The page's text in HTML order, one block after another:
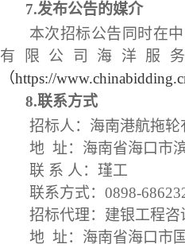
7.发布公告的媒介
本次招标公告同时在
有限公司海洋服
（https://
8.联系方式
招标人： 海南港航拖轮
地 址：海南省海口市
联 系 人：瑾工
联系方式： 0898-
招标代理： 建银工程咨
地 址： 海南省海口市